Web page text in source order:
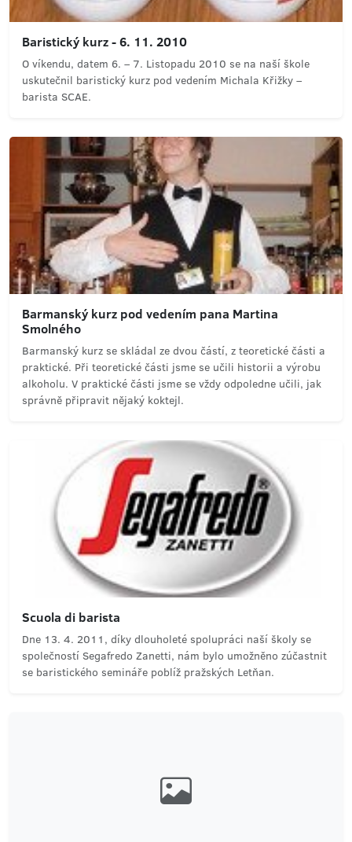
Baristický kurz - 6. 11. 2010
O víkendu, datem 6. – 7. Listopadu 2010 se na naší škole
uskutečnil baristický kurz pod vedením Michala Křižky –
barista SCAE.
Barmanský kurz pod vedením pana Martina
Smolného
Barmanský kurz se skládal ze dvou částí, z teoretické části a
praktické. Při teoretické části jsme se učili historii a výrobu
alkoholu. V praktické části jsme se vždy odpoledne učili, jak
správně připravit nějaký koktejl.
Scuola di barista
Dne 13. 4. 2011, díky dlouholeté spolupráci naší školy se
společností Segafredo Zanetti, nám bylo umožněno zúčastnit
se baristického semináře poblíž pražských Letňan.